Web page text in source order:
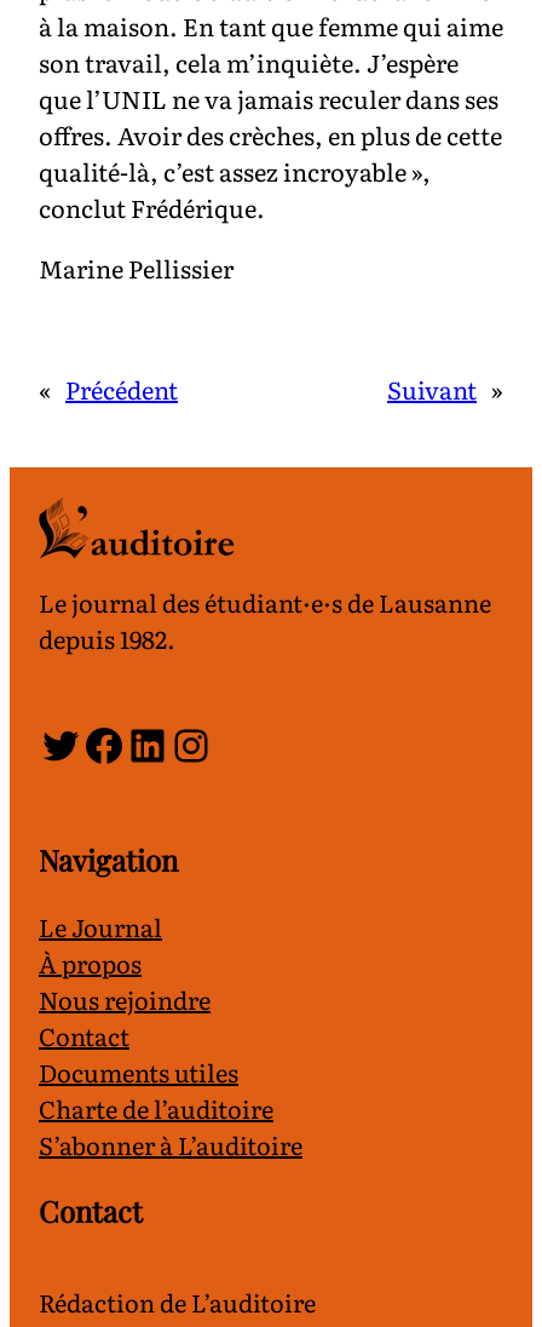
à la maison. En tant que femme qui aime
son travail, cela m’inquiète. J’espère
que l’UNIL ne va jamais reculer dans ses
offres. Avoir des crèches, en plus de cette
qualité-là, c’est assez incroyable »,
conclut Frédérique.
Marine Pellissier
« Précédent Suivant »
Le journal des étudiant·e·s de Lausanne
depuis 1982.
Twitter
Facebook
LinkedIn
Instagram
Navigation
Le Journal
À propos
Nous rejoindre
Contact
Documents utiles
Charte de l’auditoire
S’abonner à L’auditoire
Contact
Rédaction de L’auditoire